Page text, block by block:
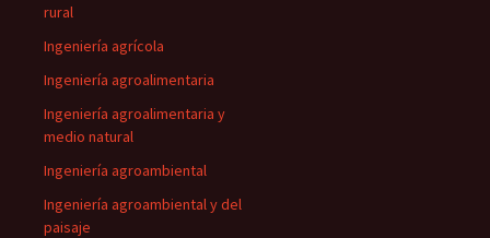
rural
Ingeniería agrícola
Ingeniería agroalimentaria
Ingeniería agroalimentaria y
medio natural
Ingeniería agroambiental
Ingeniería agroambiental y del
paisaje